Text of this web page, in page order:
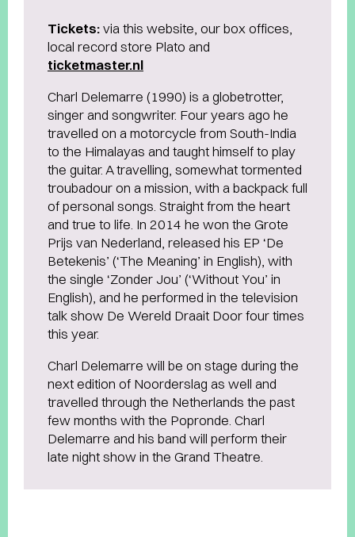
Tickets:via this website, our box offices,
local record store Plato and
ticketmaster.nl
Charl Delemarre (1990) is a globetrotter,
singer and songwriter. Four years ago he
travelled on a motorcycle from South-India
to the Himalayas and taught himself to play
the guitar. A travelling, somewhat tormented
troubadour on a mission, with a backpack full
of personal songs. Straight from the heart
and true to life. In 2014 he won the Grote
Prijs van Nederland, released his EP ‘De
Betekenis’ (‘The Meaning’ in English), with
the single ‘Zonder Jou’ (‘Without You’ in
English), and he performed in the television
talk show De Wereld Draait Door four times
this year.
Charl Delemarre will be on stage during the
next edition of Noorderslag as well and
travelled through the Netherlands the past
few months with the Popronde. Charl
Delemarre and his band will perform their
late night show in the Grand Theatre.